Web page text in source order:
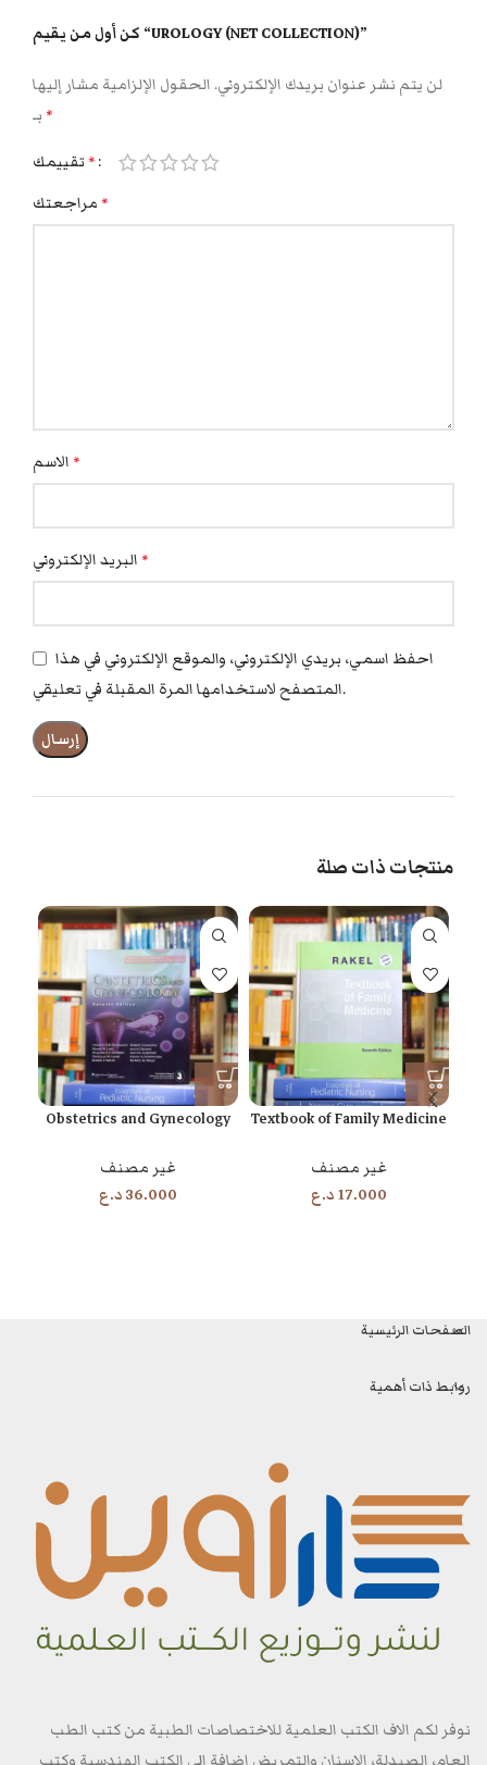
كن أول من يقيم “UROLOGY (NET COLLECTION)”
لن يتم نشر عنوان بريدك الإلكتروني. الحقول الإلزامية مشار إليها
*
*
*
*
*
احفظ اسمي، بريدي الإلكتروني، والموقع الإلكتروني في هذا
المتصفح لاستخدامها المرة المقبلة في تعليقي.
منتجات ذات صلة
Textbook of Family Medicine
غير مصنف
17.000د.ع
Obstetrics and Gynecology
غير مصنف
36.000د.ع
الصفحات الرئيسية
روابط ذات أهمية
نوفر لكم الاف الكتب العلمية للاختصاصات الطبية من كتب الطب